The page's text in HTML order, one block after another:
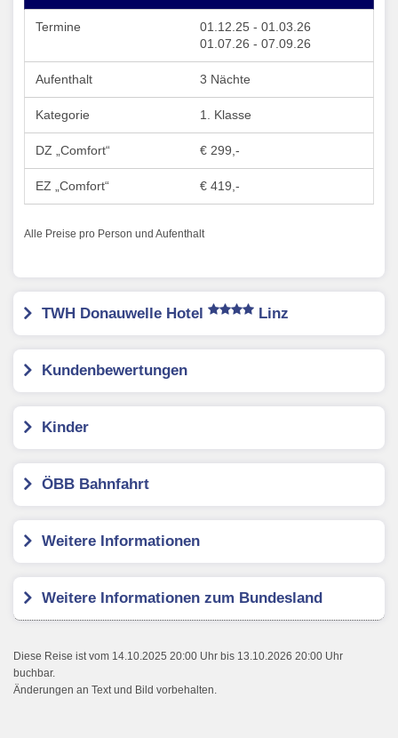
01.12.25 - 01.03.26
01.07.26 - 07.09.26
3 Nächte
1. Klasse
€ 299,-
€ 419,-
Alle Preise pro Person und Aufenthalt
TWH Donauwelle Hotel Linz
Kundenbewertungen
Kinder
ÖBB Bahnfahrt
Weitere Informationen
Weitere Informationen zum Bundesland
Diese Reise ist vom 14.10.2025 20:00 Uhr bis 13.10.2026 20:00 Uhr
buchbar.
Änderungen an Text und Bild vorbehalten.